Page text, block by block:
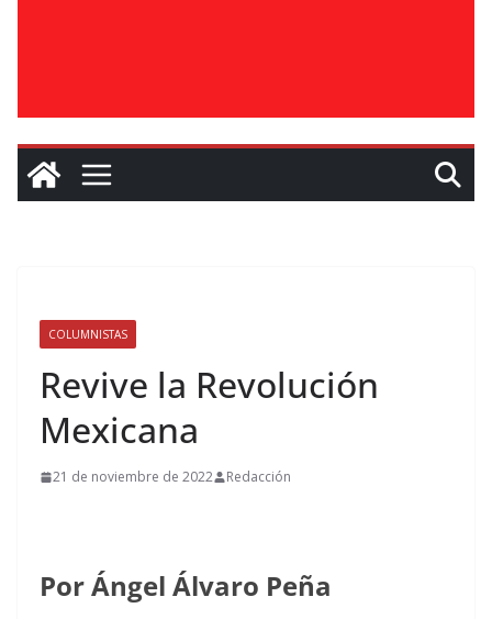
COLUMNISTAS
Revive la Revolución
Mexicana
21 de noviembre de 2022 Redacción
Por Ángel Álvaro Peña